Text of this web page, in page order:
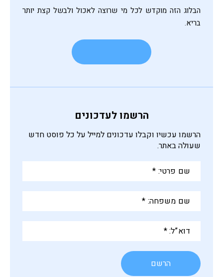
הבלוג הזה מוקדש לכל מי שרוצה לאכול ולבשל קצת יותר
בריא.
הרשמו לעדכונים
הרשמו עכשיו וקבלו עדכונים למייל על כל פוסט חדש
שעולה באתר.
שם
פרטי:
*
שם
משפחה:
*
דוא”ל: